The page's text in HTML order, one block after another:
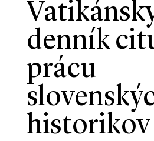
denník
prácu
historikov